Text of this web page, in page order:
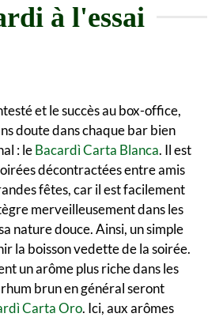
à l'essai
et le succès au box-office,
doute dans chaque bar bien
: leBacardì Carta Blanca. Il est
décontractées entre amis
fêtes, car il est facilement
merveilleusement dans les
nature douce. Ainsi, un simple
la boisson vedette de la soirée.
un arôme plus riche dans les
brun en général seront
Carta Oro. Ici, aux arômes